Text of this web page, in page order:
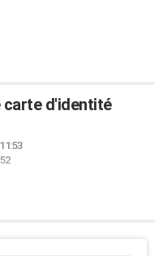
carte d'identité